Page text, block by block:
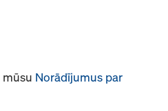
mūsu Norādījumus par